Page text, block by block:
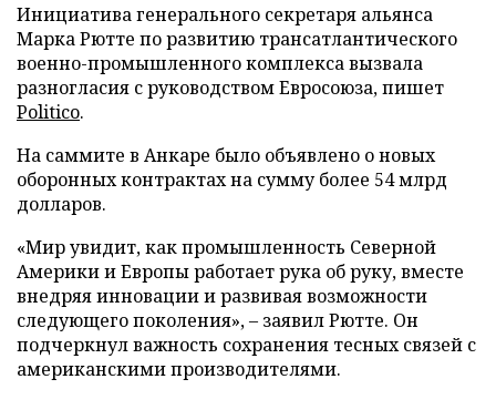
Инициатива генерального секретаря альянса
Марка Рютте по развитию трансатлантического
военно-промышленного комплекса вызвала
разногласия с руководством Евросоюза, пишет
Politico.
На саммите в Анкаре было объявлено о новых
оборонных контрактах на сумму более 54 млрд
долларов.
«Мир увидит, как промышленность Северной
Америки и Европы работает рука об руку, вместе
внедряя инновации и развивая возможности
следующего поколения», – заявил Рютте. Он
подчеркнул важность сохранения тесных связей с
американскими производителями.